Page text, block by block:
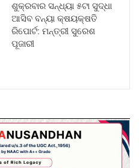
ଶୁକ୍ରବାର ସନ୍ଧ୍ୟା ୫ଟା ସୁଦ୍ଧା
ଆସିବ ବନ୍ୟା କ୍ଷୟକ୍ଷତି
ରିପୋର୍ଟ: ମନ୍ତ୍ରୀ ସୁରେଶ
ପୂଜାରୀ